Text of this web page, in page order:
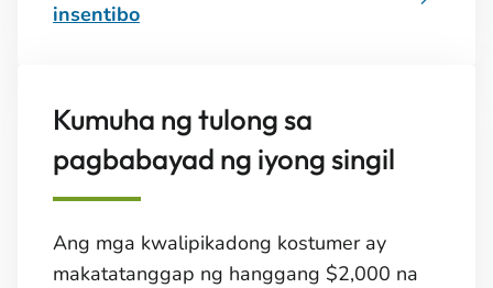
insentibo
Kumuha ng tulong sa
pagbabayad ng iyong singil
Ang mga kwalipikadong kostumer ay
makatatanggap ng hanggang $2,000 na